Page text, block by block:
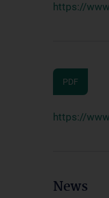
https://
PDF
https://
News